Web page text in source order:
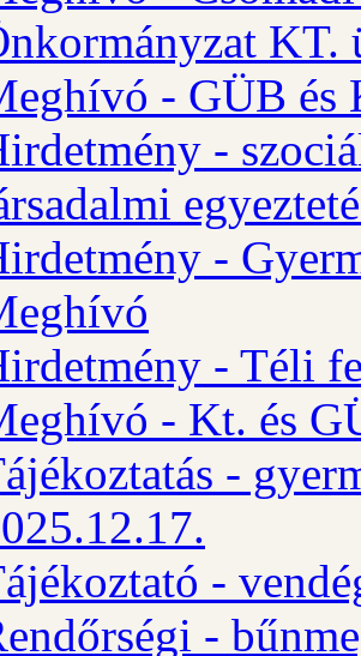
KT.
- GÜB és
-
-
- Téli
- Kt. és
-
-
-